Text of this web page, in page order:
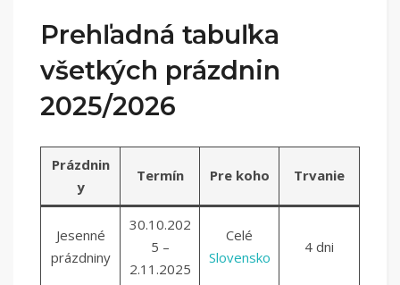
Prehľadná tabuľka
všetkých prázdnin
2025/2026
Prázdnin
y
Termín Pre koho Trvanie
Jesenné
prázdniny
30.10.202
5 –
2.11.2025
Celé
Slovensko
4 dni